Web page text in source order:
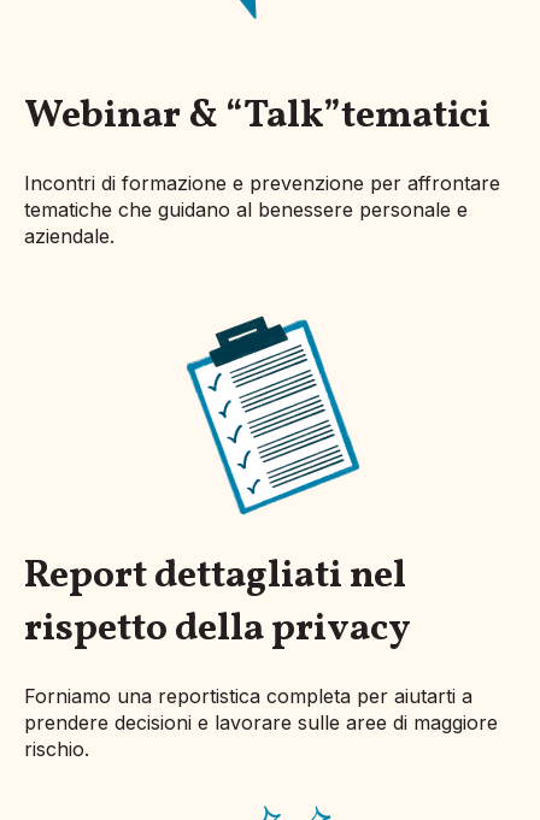
Webinar & “Talk”tematici
Incontri di formazione e prevenzione per affrontare
tematiche che guidano al benessere personale e
aziendale.
Report dettagliati nel
rispetto della privacy
Forniamo una reportistica completa per aiutarti a
prendere decisioni e lavorare sulle aree di maggiore
rischio.